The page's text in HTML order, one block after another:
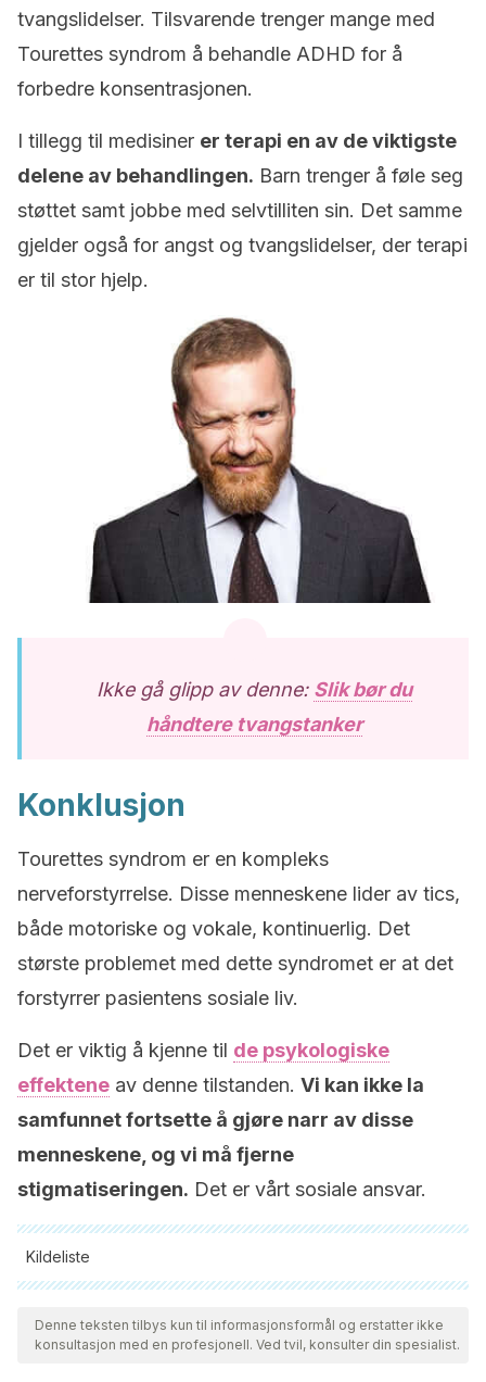
tvangslidelser. Tilsvarende trenger mange med
Tourettes syndrom å behandle ADHD for å
forbedre konsentrasjonen.
I tillegg til medisiner er terapi en av de viktigste
delene av behandlingen. Barn trenger å føle seg
støttet samt jobbe med selvtilliten sin. Det samme
gjelder også for angst og tvangslidelser, der terapi
er til stor hjelp.
Ikke gå glipp av denne: Slik bør du
håndtere tvangstanker
Konklusjon
Tourettes syndrom er en kompleks
nerveforstyrrelse. Disse menneskene lider av tics,
både motoriske og vokale, kontinuerlig. Det
største problemet med dette syndromet er at det
forstyrrer pasientens sosiale liv.
Det er viktig å kjenne til de psykologiske
effektene av denne tilstanden. Vi kan ikke la
samfunnet fortsette å gjøre narr av disse
menneskene, og vi må fjerne
stigmatiseringen. Det er vårt sosiale ansvar.
Kildeliste
Alle siterte kilder ble grundig gjennomgått av teamet vårt for å
sikre deres kvalitet, pålitelighet, aktualitet og validitet.
Bibliografien i denne artikkelen ble betraktet som pålitelig og
Denne teksten tilbys kun til informasjonsformål og erstatter ikke
konsultasjon med en profesjonell. Ved tvil, konsulter din spesialist.